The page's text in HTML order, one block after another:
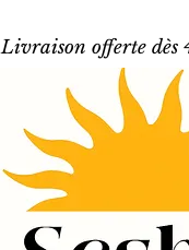
Livraison offerte dès